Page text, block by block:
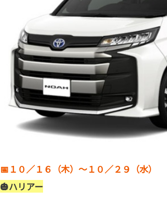
📅１０／１６（木）～１０／２９（水）
🎃ハリアー